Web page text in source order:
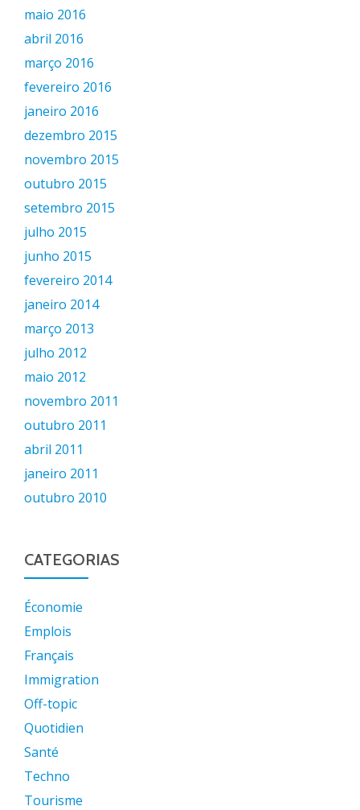
maio 2016
abril 2016
março 2016
fevereiro 2016
janeiro 2016
dezembro 2015
novembro 2015
outubro 2015
setembro 2015
julho 2015
junho 2015
fevereiro 2014
janeiro 2014
março 2013
julho 2012
maio 2012
novembro 2011
outubro 2011
abril 2011
janeiro 2011
outubro 2010
CATEGORIAS
Économie
Emplois
Français
Immigration
Off-topic
Quotidien
Santé
Techno
Tourisme